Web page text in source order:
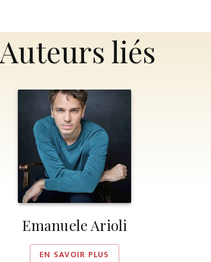
Auteurs liés
Emanuele Arioli
EN SAVOIR PLUS